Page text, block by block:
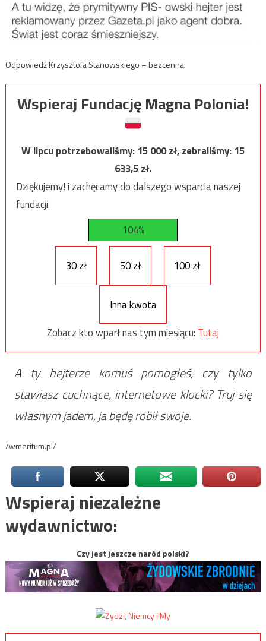
Odpowiedź Krzysztofa Stanowskiego – bezcenna:
Wspieraj Fundację Magna Polonia!
W lipcu potrzebowaliśmy:15 000zł, zebraliśmy:15
633,5zł.
Dziękujemy! i zachęcamy do dalszego wsparcia naszej
fundacji.
104%
30 zł 50 zł 100 zł
Inna kwota
Zobacz kto wparł nas tym miesiącu: Tutaj
A ty hejterze komuś pomogłeś, czy tylko
stawiasz cuchnące, internetowe klocki? Truj się
własnym jadem, ja będę robił swoje.
/wmeritum.pl/
Wspieraj niezależne
wydawnictwo:
Czy jest jeszcze naród polski?